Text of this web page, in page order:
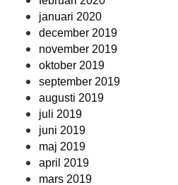
januari 2020
december 2019
november 2019
oktober 2019
september 2019
augusti 2019
juli 2019
juni 2019
maj 2019
april 2019
mars 2019